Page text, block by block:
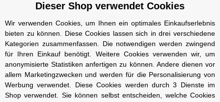
Cookie Einstelungen
Datenschutz
Impressum
Kontakt und Öffnungszeiten
Versand und Zahlungsarten
Widerrufsbelehrung
Dieser Shop verwendet Cookies
Wir verwenden Cookies, um Ihnen ein optimales Einkaufserlebnis
bieten zu können. Diese Cookies lassen sich in drei verschiedene
Kategorien zusammenfassen. Die notwendigen werden zwingend
für Ihren Einkauf benötigt. Weitere Cookies verwenden wir, um
anonymisierte Statistiken anfertigen zu können. Andere dienen vor
allem Marketingzwecken und werden für die Personalisierung von
Werbung verwendet. Diese Cookies werden durch 3 Dienste im
Shop verwendet. Sie können selbst entscheiden, welche Cookies